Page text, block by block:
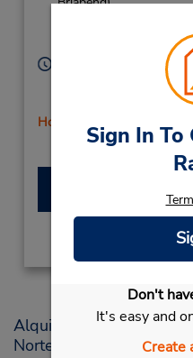
Sign In To
Don't
It's easy and
Create
Sun 11:00 AM - 2:00
PM; Sat 8:00 AM -
Holiday Hours
View
Alquiler de vehículos
Norte